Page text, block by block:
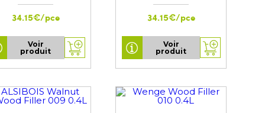
34.15€/pce
Voir
produit
34.15€/pce
Voir
produit